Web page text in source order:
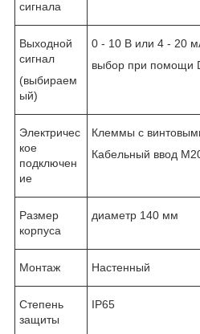
сигнала
Выходной
сигнал
(выбираем
ый)
0 - 10 В или 4 - 20
выбор при помощи
Электричес
кое
подключен
ие
Клеммы с
Кабельный ввод
Размер
корпуса
диаметр 140 мм
Монтаж Настенный
Степень
защиты
IP65